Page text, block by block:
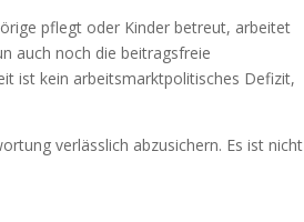
pflegt oder Kinder betreut, arbeitet
auch noch die beitragsfreie
ist kein arbeitsmarktpolitisches Defizit,
verlässlich abzusichern. Es ist nicht